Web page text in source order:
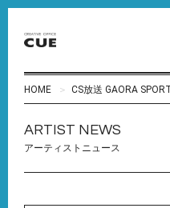
HOME CS放送 GAORA
ARTIST NEWS
アーティストニュース